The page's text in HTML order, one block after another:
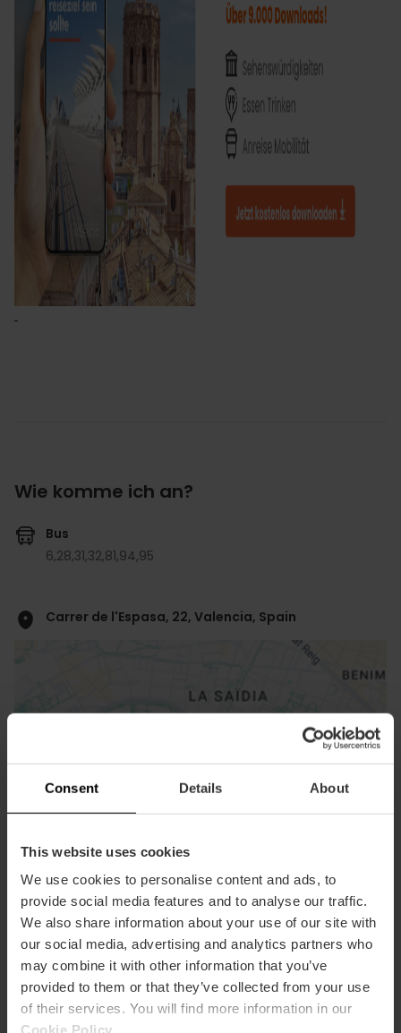
Consent Details About
This website uses cookies
We use cookies to personalise content and ads, to
provide social media features and to analyse our traffic.
We also share information about your use of our site with
our social media, advertising and analytics partners who
may combine it with other information that you’ve
provided to them or that they’ve collected from your use
of their services. You will find more information in our
Cookie Policy
Wie komme ich an?
Bus
6,28,31,32,81,94,95
Carrer de l'Espasa, 22, Valencia, Spain
Ansichts Karte
Richtungen